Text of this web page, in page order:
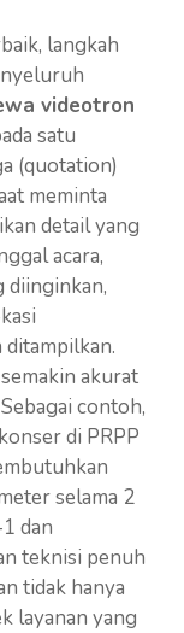
langkah
videotron
satu
(quotation)
meminta
detail yang
acara,
diinginkan,
ditampilkan.
akurat
contoh,
di PRPP
selama 2
dan
teknisi penuh
tidak hanya
layanan yang